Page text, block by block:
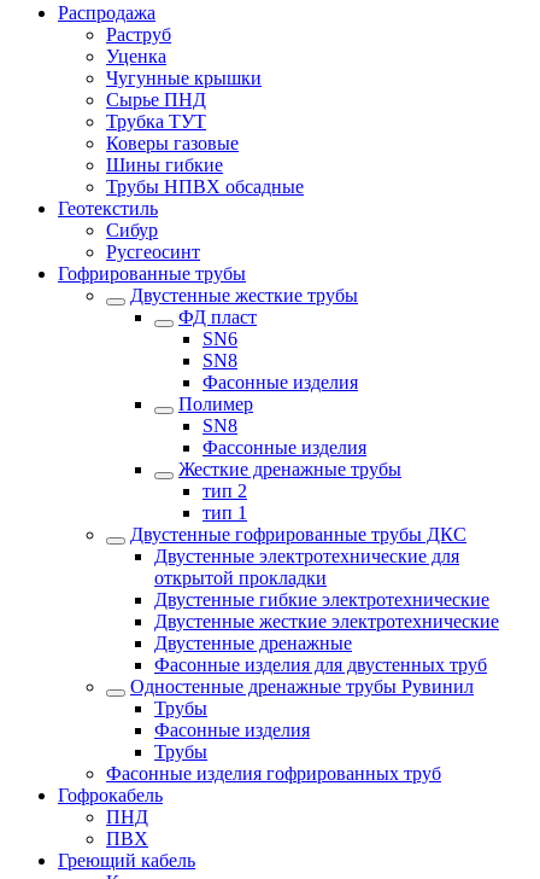
Распродажа
Раструб
Уценка
Чугунные крышки
Сырье ПНД
Трубка ТУТ
Коверы газовые
Шины гибкие
Трубы НПВХ обсадные
Геотекстиль
Сибур
Русгеосинт
Гофрированные трубы
Двустенные жесткие трубы
ФД пласт
SN6
SN8
Фасонные изделия
Полимер
SN8
Фассонные изделия
Жесткие дренажные трубы
тип 2
тип 1
Двустенные гофрированные трубы ДКС
Двустенные электротехнические для
открытой прокладки
Двустенные гибкие электротехнические
Двустенные жесткие электротехнические
Двустенные дренажные
Фасонные изделия для двустенных труб
Одностенные дренажные трубы Рувинил
Трубы
Фасонные изделия
Трубы
Фасонные изделия гофрированных труб
Гофрокабель
ПНД
ПВХ
Греющий кабель